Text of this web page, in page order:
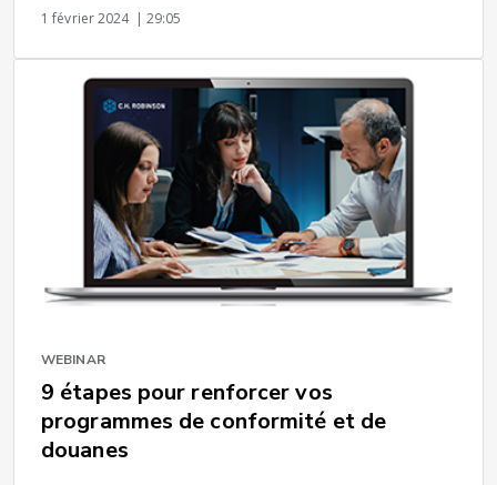
1 février 2024 | 29:05
WEBINAR
9 étapes pour renforcer vos
programmes de conformité et de
douanes